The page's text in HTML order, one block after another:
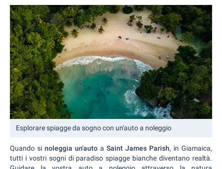
Esplorare spiagge da sogno con un'auto a noleggio
Quando si noleggia un'auto a Saint James Parish, in Giamaica,
tutti i vostri sogni di paradiso spiagge bianche diventano realtà.